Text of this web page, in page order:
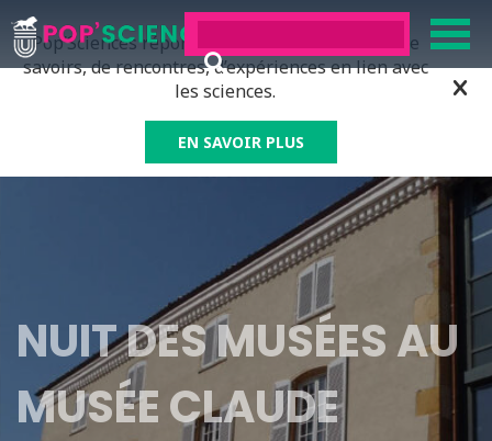
Pop’Sciences répond à tous ceux qui ont soif de
savoirs, de rencontres, d’expériences en lien avec
les sciences.
EN SAVOIR PLUS
NUIT DES MUSÉES AU
MUSÉE CLAUDE